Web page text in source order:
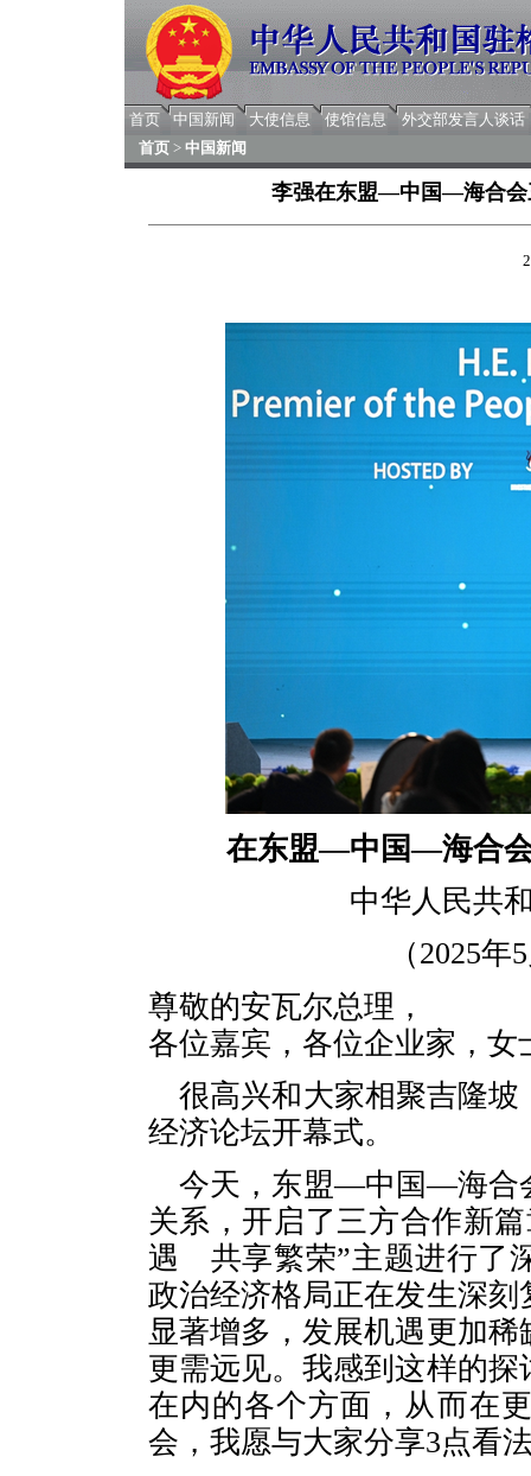
首页 中国新闻 大使信息 使馆信息
外交部发言人谈话
首页 > 中国新闻
李强在东盟—中国—海合会
在东盟—中国—海合
中华人民共
（2025
尊敬的安瓦尔总理，
各位嘉宾，各位企业家，女
很高兴和大家相聚吉隆
经济论坛开幕式。
今天，东盟—中国—海合
关系，开启了三方合作新
遇 共享繁荣”主题进行了
政治经济格局正在发生深
显著增多，发展机遇更加
更需远见。我感到这样的
在内的各个方面，从而在
会，我愿与大家分享3点看